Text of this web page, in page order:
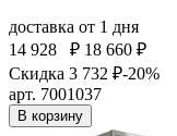
доставка от 1 дня
14 928
₽ 18 660 ₽
Скидка 3 732 ₽-20%
арт. 7001037
В корзину